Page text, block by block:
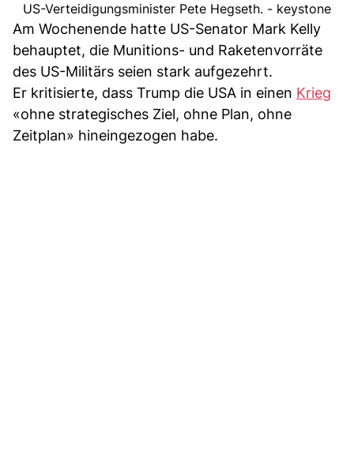
US-Verteidigungsminister Pete Hegseth. - keystone
Am Wochenende hatte US-Senator Mark Kelly
behauptet, die Munitions- und Raketenvorräte
des US-Militärs seien stark aufgezehrt.
Er kritisierte, dass Trump die USA in einen Krieg
«ohne strategisches Ziel, ohne Plan, ohne
Zeitplan» hineingezogen habe.